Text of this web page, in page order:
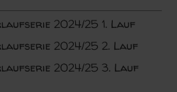
2024/25 1. Lauf
2024/25 2. Lauf
2024/25 3. Lauf